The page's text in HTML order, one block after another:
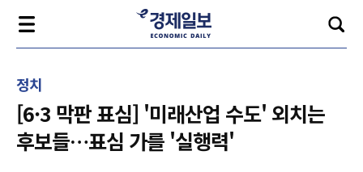
정치
[6·3 막판 표심] '미래산업 수도' 외치는
후보들…표심 가를 '실행력'